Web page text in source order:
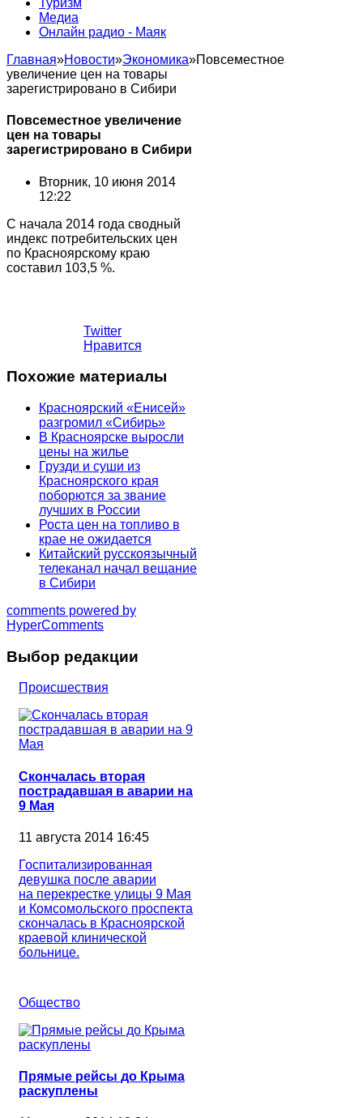
Туризм
Медиа
Онлайн радио - Маяк
Главная»Новости»Экономика»Повсеместное
увеличение цен на товары
зарегистрировано в Сибири
Повсеместное увеличение
цен на товары
зарегистрировано в Сибири
Вторник, 10 июня 2014
12:22
С начала 2014 года сводный
индекс потребительских цен
по Красноярскому краю
составил 103,5 %.
Twitter
Нравится
Похожие материалы
Красноярский «Енисей»
разгромил «Сибирь»
В Красноярске выросли
цены на жилье
Грузди и суши из
Красноярского края
поборются за звание
лучших в России
Роста цен на топливо в
крае не ожидается
Китайский русскоязычный
телеканал начал вещание
в Сибири
comments powered by
HyperComments
Выбор редакции
Происшествия
Скончалась вторая
пострадавшая в аварии на
9 Мая
11 августа 2014 16:45
Госпитализированная
девушка после аварии
на перекрестке улицы 9 Мая
и Комсомольского проспекта
скончалась в Красноярской
краевой клинической
больнице.
Общество
Прямые рейсы до Крыма
раскуплены